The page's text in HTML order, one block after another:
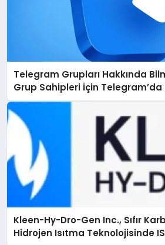
Telegram Grupları Hakkında
Grup Sahipleri İçin
Ulaşma
Kleen-Hy-Dro-Gen Inc., Sıfır
Hidrojen Isıtma Teknolojisinde